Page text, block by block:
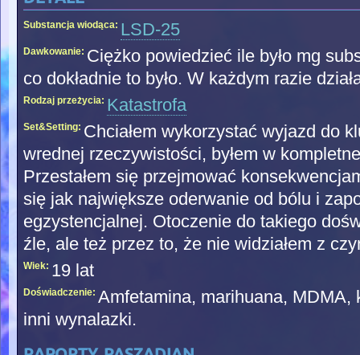
Substancja wiodąca: LSD-25
Dawkowanie: Ciężko powiedzieć ile było mg
co dokładnie to było. W każdym razie
Rodzaj przeżycia: Katastrofa
Set&Setting: Chciałem wykorzystać wyjazd do
wrednej rzeczywistości, byłem w
Przestałem się przejmować
się jak największe oderwanie od bólu i
egzystencjalnej. Otoczenie do takiego
źle, ale też przez to, że nie widziałem z
Wiek: 19 lat
Doświadczenie: Amfetamina, marihuana,
inni wynalazki.